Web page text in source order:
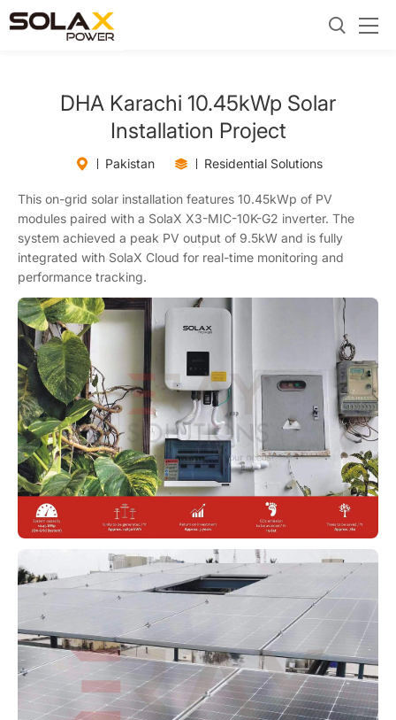
DHA Karachi 10.45kWp Solar
Installation Project
Pakistan Residential Solutions
This on-grid solar installation features 10.45kWp of PV
modules paired with a SolaX X3-MIC-10K-G2 inverter. The
system achieved a peak PV output of 9.5kW and is fully
integrated with SolaX Cloud for real-time monitoring and
performance tracking.